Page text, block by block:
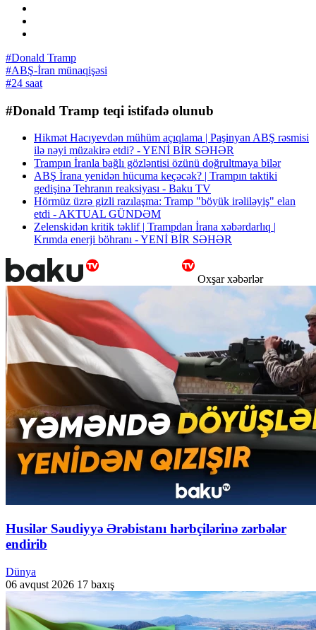
#Donald Tramp
#ABŞ-İran münaqişəsi
#24 saat
#Donald Tramp teqi istifadə olunub
Hikmət Hacıyevdən mühüm açıqlama | Paşinyan ABŞ rəsmisi
ilə nəyi müzakirə etdi? - YENİ BİR SƏHƏR
Trampın İranla bağlı gözləntisi özünü doğrultmaya bilər
ABŞ İrana yenidən hücuma keçəcək? | Trampın taktiki
gedişinə Tehranın reaksiyası - Baku TV
Hörmüz üzrə gizli razılaşma: Tramp "böyük irəliləyiş" elan
etdi - AKTUAL GÜNDƏM
Zelenskidən kritik təklif | Trampdan İrana xəbərdarlıq |
Krımda enerji böhranı - YENİ BİR SƏHƏR
Oxşar xəbərlər
Husilər Səudiyyə Ərəbistanı hərbçilərinə zərbələr
endirib
Dünya
06 avqust 2026 17 baxış